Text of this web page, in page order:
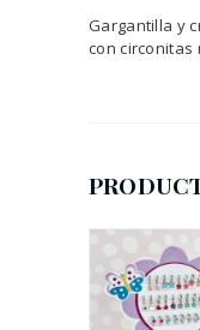
Gargantilla y
con circonitas